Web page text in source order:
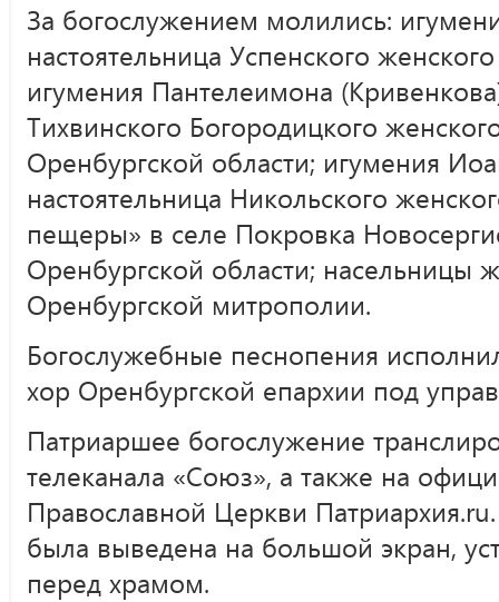
За богослужением молились:
настоятельница Успенского
игумения Пантелеимона
Тихвинского Богородицкого
Оренбургской области; игумения
настоятельница Никольского
пещеры» в селе Покровка
Оренбургской области; насельницы
Оренбургской митрополии.
Богослужебные песнопения
хор Оренбургской епархии под
Патриаршее богослужение
телеканала «Союз», а также на
Православной Церкви
была выведена на большой экран,
перед храмом.